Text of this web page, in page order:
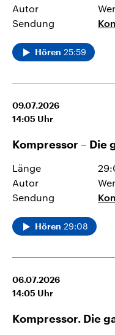
Autor
Sendung
Hören 25:59
09.07.2026
14:05 Uhr
Kompressor – Die
Länge
Autor
Sendung
Hören 29:08
06.07.2026
14:05 Uhr
Kompressor. Die